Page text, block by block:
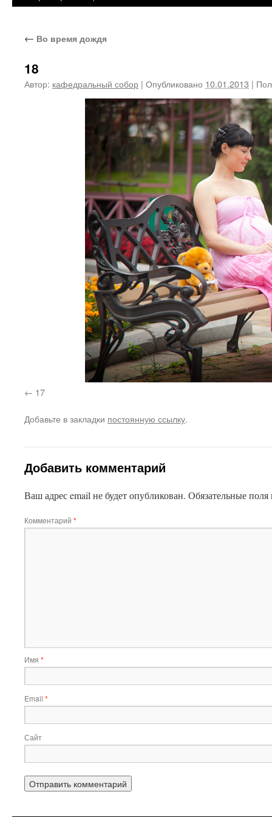
← Во время дождя
18
Автор: кафедральный собор | Опубликовано 10.01.2013 |
17
Добавьте в закладки постоянную ссылку.
Добавить комментарий
Ваш адрес email не будет опубликован. Обязательные
Комментарий *
Имя *
Email *
Сайт